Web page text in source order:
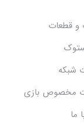
و قطعات
شبکه
مخصوص بازی
ما